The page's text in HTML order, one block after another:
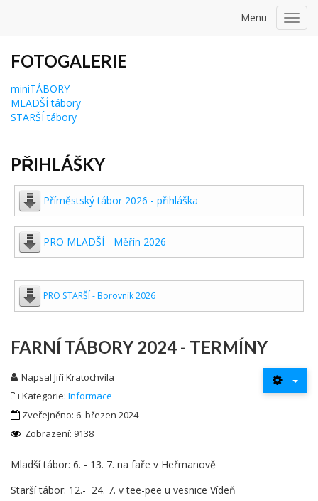
Menu
FOTOGALERIE
miniTÁBORY
MLADŠÍ tábory
STARŠÍ tábory
PŘIHLÁŠKY
Příměstský tábor 2026 - přihláška
PRO MLADŠÍ - Měřín 2026
PRO STARŠÍ - Borovník 2026
FARNÍ TÁBORY 2024 - TERMÍNY
NapsalJiří Kratochvíla
Kategorie: Informace
Zveřejněno: 6. březen 2024
Zobrazení: 9138
Mladší tábor: 6. - 13. 7. na faře v Heřmanově
Starší tábor: 12.- 24. 7. v tee-pee u vesnice Vídeň